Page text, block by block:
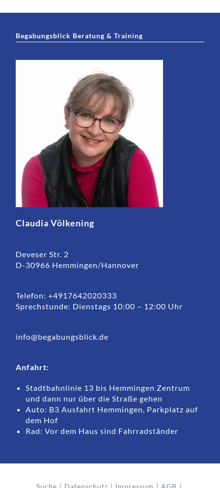
Begabungsblick Beratung & Training
Claudia Völkening
Deveser Str. 2
D-30966 Hemmingen/Hannover
Telefon: +4917642020333
Sprechstunde: Dienstags 10:00 – 12:00 Uhr
info@begabungsblick.de
Anfahrt:
Stadtbahnlinie 13 bis Hemmingen Zentrum
und dann nur über die Straße gehen
Auto: B3 Ausfahrt Hemmingen, Parkplatz auf
dem Hof
Rad: Vor dem Haus sind Fahrradständer
Suche Datenschutz Impressum AGB